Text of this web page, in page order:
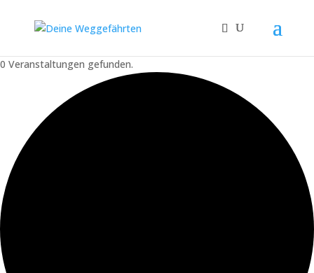
0 Veranstaltungen gefunden.